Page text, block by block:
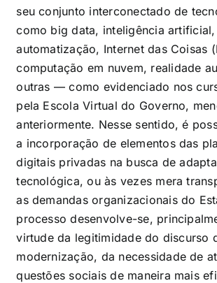
seu conjunto interconectado de
como big data, inteligência artificial,
automatização, Internet das Coisas
computação em nuvem, realidade
outras — como evidenciado nos
pela Escola Virtual do Governo,
anteriormente. Nesse sentido, é
a incorporação de elementos das
digitais privadas na busca de
tecnológica, ou às vezes mera
as demandas organizacionais do
processo desenvolve-se,
virtude da legitimidade do discurso
modernização, da necessidade de
questões sociais de maneira mais